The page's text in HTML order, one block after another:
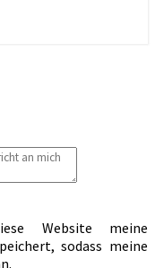
Website meine
sodass meine